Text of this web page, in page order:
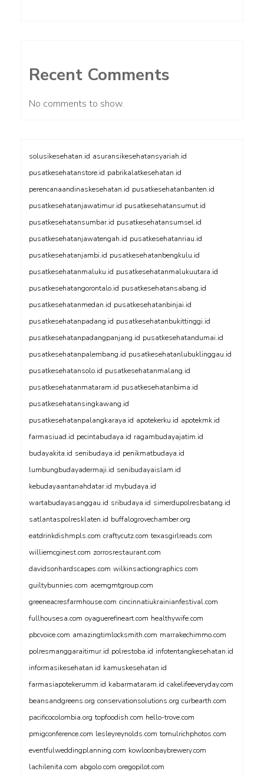
Recent Comments
No comments to show.
solusikesehatan.id asuransikesehatansyariah.id
pusatkesehatanstore.id pabrikalatkesehatan.id
perencanaandinaskesehatan.id pusatkesehatanbanten.id
pusatkesehatanjawatimur.id pusatkesehatansumut.id
pusatkesehatansumbar.id pusatkesehatansumsel.id
pusatkesehatanjawatengah.id pusatkesehatanriau.id
pusatkesehatanjambi.id pusatkesehatanbengkulu.id
pusatkesehatanmaluku.id pusatkesehatanmalukuutara.id
pusatkesehatangorontalo.id pusatkesehatansabang.id
pusatkesehatanmedan.id pusatkesehatanbinjai.id
pusatkesehatanpadang.id pusatkesehatanbukittinggi.id
pusatkesehatanpadangpanjang.id pusatkesehatandumai.id
pusatkesehatanpalembang.id pusatkesehatanlubuklinggau.id
pusatkesehatansolo.id pusatkesehatanmalang.id
pusatkesehatanmataram.id pusatkesehatanbima.id
pusatkesehatansingkawang.id
pusatkesehatanpalangkaraya.id apotekerku.id apotekmk.id
farmasiuad.id pecintabudaya.id ragambudayajatim.id
budayakita.id senibudaya.id penikmatbudaya.id
lumbungbudayadermaji.id senibudayaislam.id
kebudayaantanahdatar.id mybudaya.id
wartabudayasanggau.id sribudaya.id simerdupolresbatang.id
satlantaspolresklaten.id buffalogrovechamber.org
eatdrinkdishmpls.com craftycutz.com texasgirlreads.com
williemcginest.com zorrosrestaurant.com
davidsonhardscapes.com wilkinsactiongraphics.com
guiltybunnies.com acemgmtgroup.com
greeneacresfarmhouse.com cincinnatiukrainianfestival.com
fullhousesa.com oyaguerefineart.com healthywife.com
pbcvoice.com amazingtimlocksmith.com marrakechimmo.com
polresmanggaraitimur.id polrestoba.id infotentangkesehatan.id
informasikesehatan.id kamuskesehatan.id
farmasiapotekerumm.id kabarmataram.id cakelifeeveryday.com
beansandgreens.org conservationsolutions.org curbearth.com
pacificocolombia.org topfoodish.com hello-trove.com
pmigconference.com lesleyreynolds.com tomulrichphotos.com
eventfulweddingplanning.com kowloonbaybrewery.com
lachilenita.com abgolo.com oregopilot.com